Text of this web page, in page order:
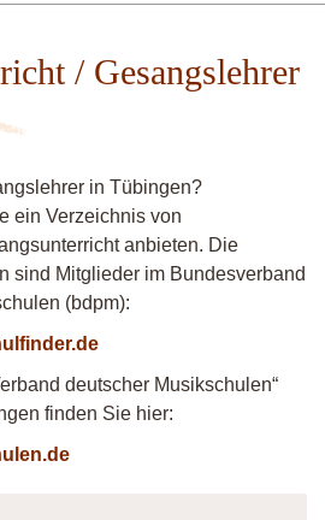
/ Gesangslehrer
in Tübingen?
ein Verzeichnis von
anbieten. Die
sind Mitglieder im Bundesverband
(bdpm):
deutscher Musikschulen“
finden Sie hier: